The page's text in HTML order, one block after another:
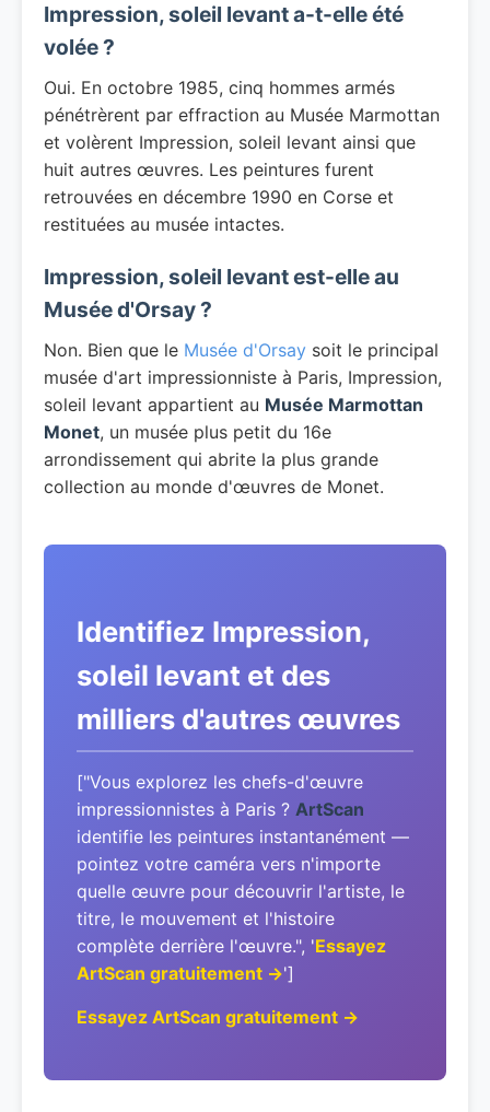
Impression, soleil levant a-t-elle été
volée ?
Oui. En octobre 1985, cinq hommes armés
pénétrèrent par effraction au Musée Marmottan
et volèrent Impression, soleil levant ainsi que
huit autres œuvres. Les peintures furent
retrouvées en décembre 1990 en Corse et
restituées au musée intactes.
Impression, soleil levant est-elle au
Musée d'Orsay ?
Non. Bien que le Musée d'Orsay soit le principal
musée d'art impressionniste à Paris, Impression,
soleil levant appartient au Musée Marmottan
Monet, un musée plus petit du 16e
arrondissement qui abrite la plus grande
collection au monde d'œuvres de Monet.
Identifiez Impression,
soleil levant et des
milliers d'autres œuvres
["Vous explorez les chefs-d'œuvre
impressionnistes à Paris ? ArtScan
identifie les peintures instantanément —
pointez votre caméra vers n'importe
quelle œuvre pour découvrir l'artiste, le
titre, le mouvement et l'histoire
complète derrière l'œuvre.", 'Essayez
ArtScan gratuitement →']
Essayez ArtScan gratuitement →